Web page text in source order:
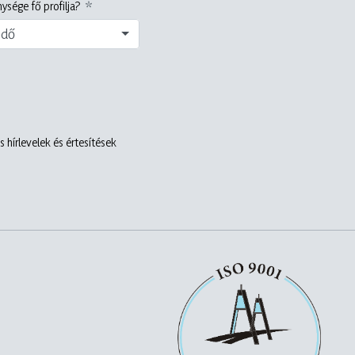
fő profilja?
hírlevelek és értesítések